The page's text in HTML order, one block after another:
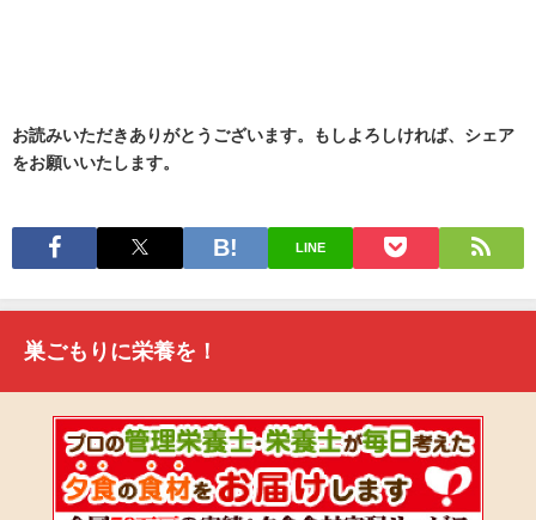
お読みいただきありがとうございます。もしよろしければ、シェア
をお願いいたします。
LINE
巣ごもりに栄養を！